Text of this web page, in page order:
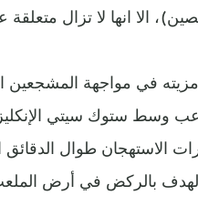
في مواجهة
وسط ستوك سيتي
الاستهجان طوال